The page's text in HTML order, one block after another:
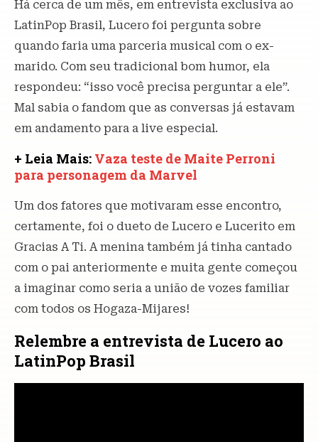
Há cerca de um mês, em entrevista exclusiva ao
LatinPop Brasil, Lucero foi pergunta sobre
quando faria uma parceria musical com o ex-
marido. Com seu tradicional bom humor, ela
respondeu: “isso você precisa perguntar a ele”.
Mal sabia o fandom que as conversas já estavam
em andamento para a live especial.
+ Leia Mais: Vaza teste de Maite Perroni
para personagem da Marvel
Um dos fatores que motivaram esse encontro,
certamente, foi o dueto de Lucero e Lucerito em
Gracias A Ti. A menina também já tinha cantado
com o pai anteriormente e muita gente começou
a imaginar como seria a união de vozes familiar
com todos os Hogaza-Mijares!
Relembre a entrevista de Lucero ao
LatinPop Brasil